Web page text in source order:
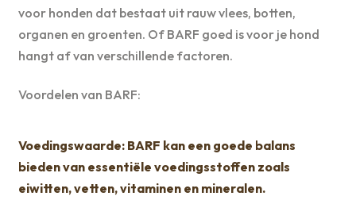
voor honden dat bestaat uit rauw vlees, botten,
organen en groenten. Of BARF goed is voor je hond
hangt af van verschillende factoren.
Voordelen van BARF:
Voedingswaarde: BARF kan een goede balans
bieden van essentiële voedingsstoffen zoals
eiwitten, vetten, vitaminen en mineralen.